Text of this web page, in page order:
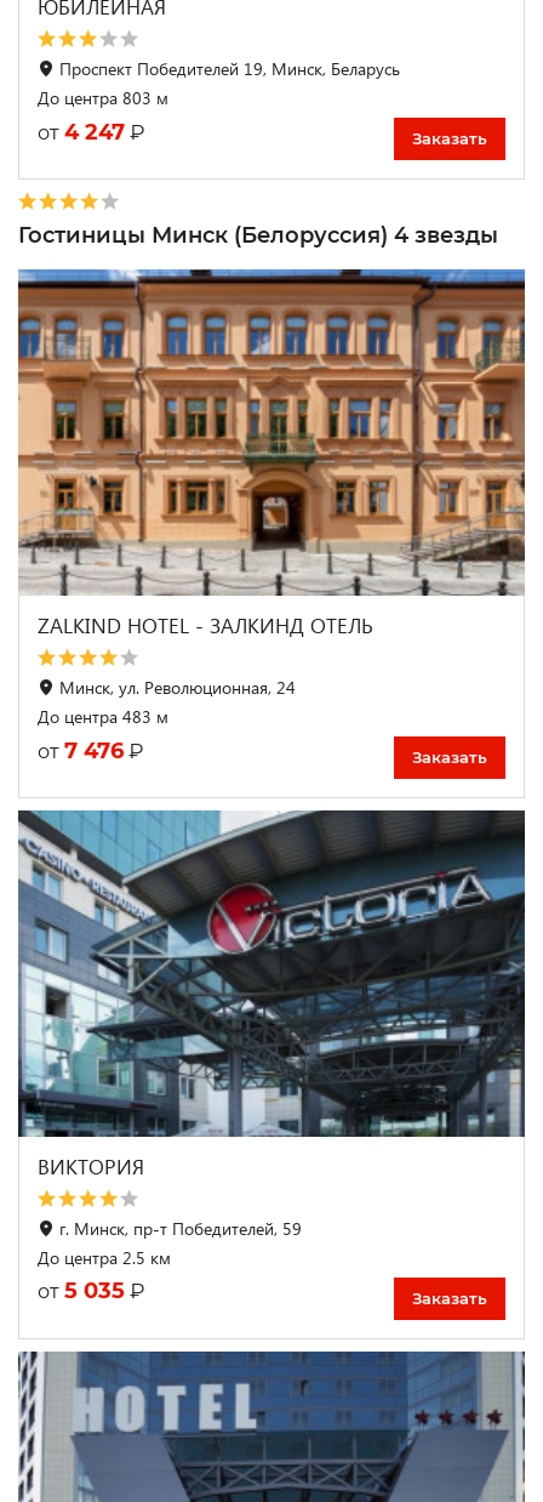
ЮБИЛЕЙНАЯ
Проспект Победителей 19, Минск, Беларусь
До центра 803 м
от 4 247 ₽ Заказать
Гостиницы Минск (Белоруссия) 4 звезды
ZALKIND HOTEL - ЗАЛКИНД ОТЕЛЬ
Минск, ул. Революционная, 24
До центра 483 м
от 7 476 ₽ Заказать
ВИКТОРИЯ
г. Минск, пр-т Победителей, 59
До центра 2.5 км
от 5 035 ₽ Заказать